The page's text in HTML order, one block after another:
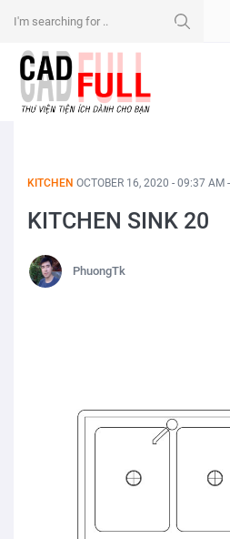
KITCHEN OCTOBER 16, 2020 - 09:37 AM
KITCHEN SINK 20
PhuongTk